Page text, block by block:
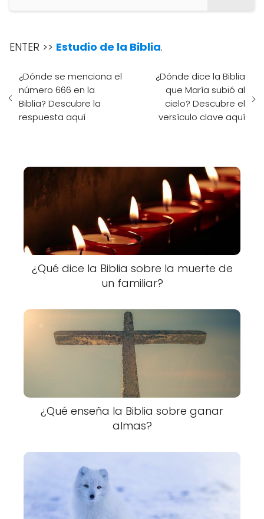
ENTER >> Estudio de la Biblia.
¿Dónde se menciona el
número 666 en la
Biblia? Descubre la
respuesta aquí
¿Dónde dice la Biblia
que María subió al
cielo? Descubre el
versículo clave aquí
¿Qué dice la Biblia sobre la muerte de
un familiar?
¿Qué enseña la Biblia sobre ganar
almas?